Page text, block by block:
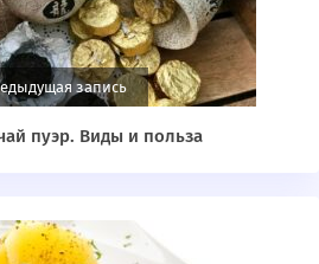
запись
пуэр. Виды и польза